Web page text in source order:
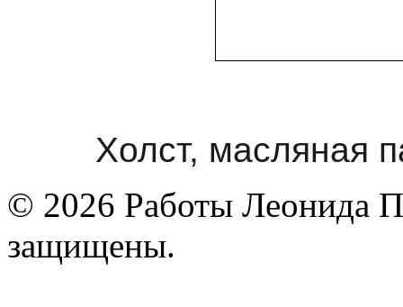
Холст, масляная
© 2026 Работы Леонида
защищены.